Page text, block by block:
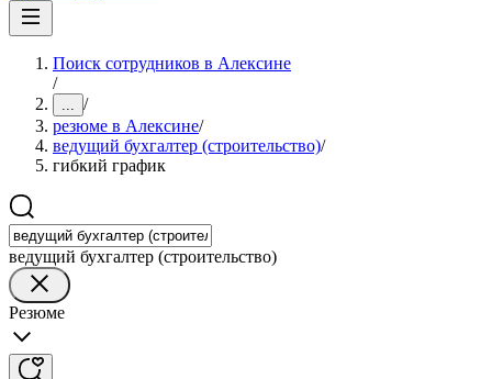
Поиск сотрудников в Алексине
/
... /
резюме в Алексине/
ведущий бухгалтер (строительство)/
гибкий график
ведущий бухгалтер (строительство)
Резюме